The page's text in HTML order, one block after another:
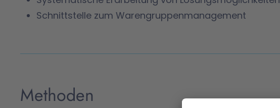
Schnittstelle zum Warengruppenmanagement
Methoden